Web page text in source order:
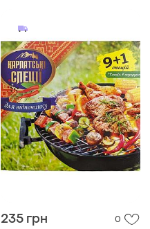
235 грн 0